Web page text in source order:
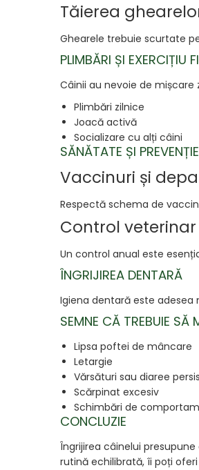
Tăierea
Ghearele trebuie scurtate
PLIMBĂRI ȘI EXERCIȚIU
Câinii au nevoie de
Plimbări zilnice
Joacă activă
Socializare cu alți câini
SĂNĂTATE ȘI PREVENȚIE
Vaccinuri și
Respectă schema de
Control
Un control anual este
ÎNGRIJIREA DENTARĂ
Igiena dentară este adesea
SEMNE CĂ TREBUIE SĂ
Lipsa poftei de mâncare
Letargie
Vărsături sau diaree
Scărpinat excesiv
Schimbări de
CONCLUZIE
Îngrijirea câinelui
rutină echilibrată, îi poți